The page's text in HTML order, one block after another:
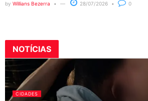
by Willians Bezerra 28/07/2026 0
NOTÍCIAS
CIDADES